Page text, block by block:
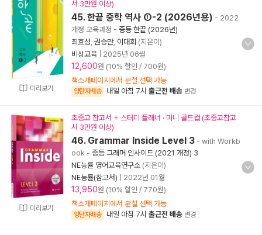
미리보기
서 3만원 이상)
45. 한끝 중학 역사 ①-2 (2026년용) - 2022
개정 교육과정 - 중등 한끝 (2026년)
최효성 권승만, 이대희 (지은이)
비상교육
2025년 06월
12,600원 (10% 할인 / 700원)
책소개페이지에서 분철 선택 가능
양탄자배송 내일 아침 7시 출근전 배송 변경
미리보기
초중고 참고서 + 스터디 플래너 · 미니 콜드컵 (초중고참고
서 3만원 이상)
46. Grammar Inside Level 3 - with Workb
ook - 중등 그래머 인사이드 (2021 개정) 3
NE능률 영어교육연구소 (지은이)
NE능률(참고서)
2022년 01월
13,950원 (10% 할인 / 770원)
책소개페이지에서 분철 선택 가능
양탄자배송 내일 아침 7시 출근전 배송 변경